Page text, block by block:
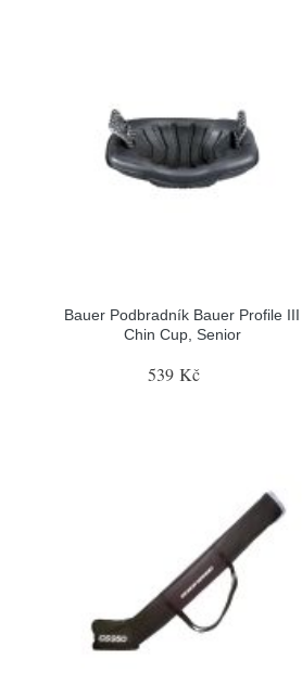
Bauer Podbradník Bauer Profile III
Chin Cup, Senior
539 Kč